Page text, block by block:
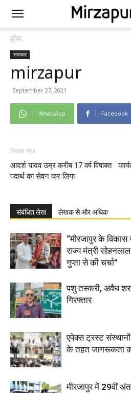
होम
समाचार
mirzapur
September 27, 2021
WhatsApp Facebook
पिछला लेख
आदर्श यादव उम्र करीब 17 वर्ष विषाक्त
पदार्थ का सेवन कर लिया
संबंधित लेख लेखक से और अधिक
“मीरजापुर के
राज्य मंत्री
गुप्ता से की चर्चा”
पशु तस्करी, अवैध
गिरफ्तार
एपेक्स ट्रस्ट
के तहत जागरूकता
मीरजापुर में 29वीं